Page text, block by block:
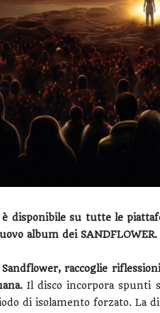
disponibile su tutte le
album dei SANDFLOWER.
raccoglie
Il disco incorpora spunti
di isolamento forzato. La